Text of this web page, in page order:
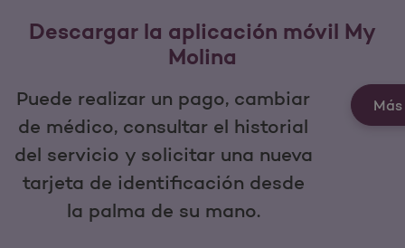
Descargar la aplicación móvil My
Molina
Puede realizar un pago, cambiar
de médico, consultar el historial
del servicio y solicitar una nueva
tarjeta de identificación desde
la palma de su mano.